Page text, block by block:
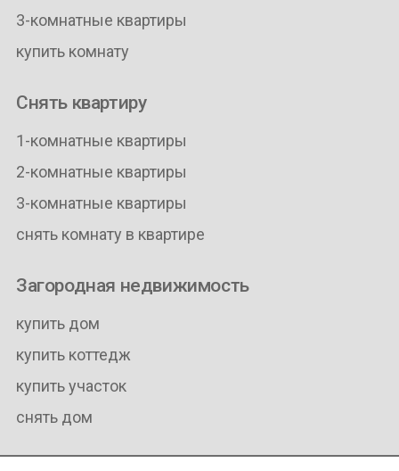
3-комнатные квартиры
купить комнату
Снять квартиру
1-комнатные квартиры
2-комнатные квартиры
3-комнатные квартиры
снять комнату в квартире
Загородная недвижимость
купить дом
купить коттедж
купить участок
снять дом